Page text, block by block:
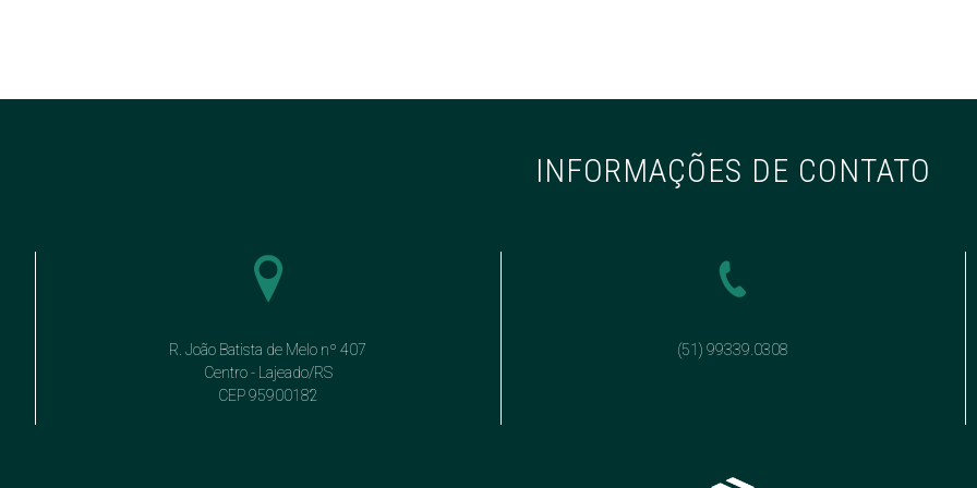
INFORMAÇÕES DE CONTATO
R. João Batista de Melo nº 407
Centro - Lajeado/RS
CEP 95900182
(51) 99339.0308